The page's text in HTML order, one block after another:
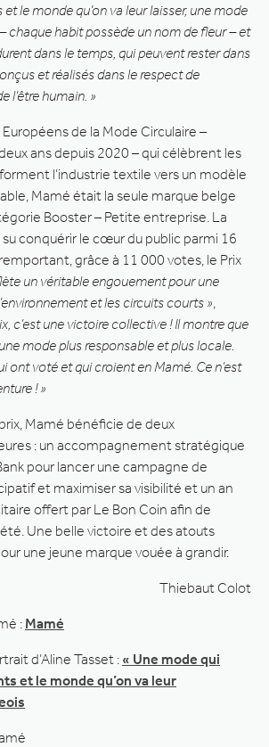
le monde qu’on va leur laisser, une mode
chaque habit possède un nom de fleur – et
dans le temps, qui peuvent rester dans
et réalisés dans le respect de
l’être humain. »
de la Mode Circulaire –
ans depuis 2020 – qui célèbrent les
l’industrie textile vers un modèle
Mamé était la seule marque belge
Booster – Petite entreprise. La
conquérir le cœur du public parmi 16
grâce à 11 000 votes, le Prix
un véritable engouement pour une
et les circuits courts »
c’est une victoire collective ! Il montre que
mode plus responsable et plus locale.
ont voté et qui croient en Mamé. Ce n’est
! »
Mamé bénéficie de deux
: un accompagnement stratégique
pour lancer une campagne de
et maximiser sa visibilité et un an
offert par Le Bon Coin afin de
Une belle victoire et des atouts
une jeune marque vouée à grandir.
Thiebaut Colot
: Mamé
d’Aline Tasset : « Une mode qui
et le monde qu’on va leur